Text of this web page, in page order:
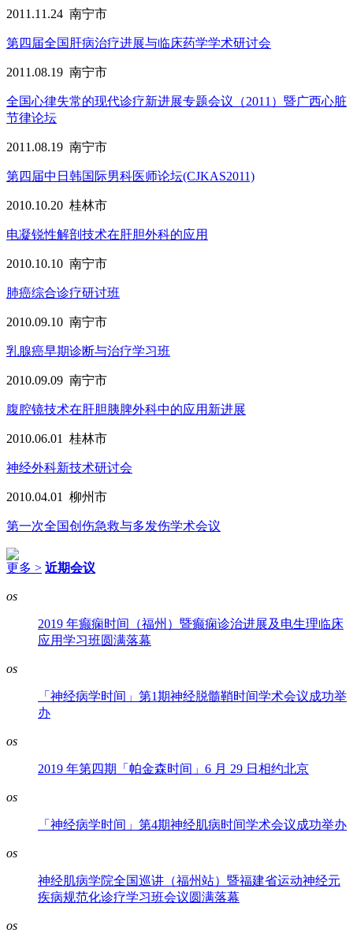
2011.11.24 南宁市
第四届全国肝病治疗进展与临床药学学术研讨会
2011.08.19 南宁市
全国心律失常的现代诊疗新进展专题会议（2011）暨广西心脏
节律论坛
2011.08.19 南宁市
第四届中日韩国际男科医师论坛(CJKAS2011)
2010.10.20 桂林市
电凝锐性解剖技术在肝胆外科的应用
2010.10.10 南宁市
肺癌综合诊疗研讨班
2010.09.10 南宁市
乳腺癌早期诊断与治疗学习班
2010.09.09 南宁市
腹腔镜技术在肝胆胰脾外科中的应用新进展
2010.06.01 桂林市
神经外科新技术研讨会
2010.04.01 柳州市
第一次全国创伤急救与多发伤学术会议
更多 > 近期会议
os
2019 年癫痫时间（福州）暨癫痫诊治进展及电生理临床
应用学习班圆满落幕
os
「神经病学时间」第1期神经脱髓鞘时间学术会议成功举
办
os
2019 年第四期「帕金森时间」6 月 29 日相约北京
os
「神经病学时间」第4期神经肌病时间学术会议成功举办
os
神经肌病学院全国巡讲（福州站）暨福建省运动神经元
疾病规范化诊疗学习班会议圆满落幕
os